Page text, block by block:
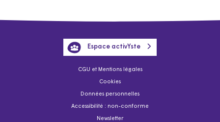
CGU et Mentions légales
Cookies
Données personnelles
Accessibilité : non-conforme
Newsletter
Espace activYste